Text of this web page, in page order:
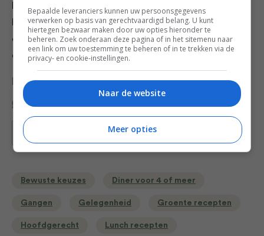
borden. Strooi de sugarsnaps en koriander erover en
besprenkel met wat chiliolie. Overgebleven olie is in
een goed afgesloten pot zeker een maand houdbaar in
de koelkast.
Deel dit recept
Bewaar recept
Bewuste keuzes Diner voor 4 of meer
Gangen Gelegenheid Groente recepten
Hoofdgerecht Lunch recepten
Bepaalde leveranciers kunnen uw persoonsgegevens
verwerken op basis van gerechtvaardigd belang. U kunt
hiertegen bezwaar maken door uw opties hieronder te
beheren. Zoek onderaan deze pagina of in het sitemenu naar
een link om uw toestemming te beheren of in te trekken via de
privacy- en cookie-instellingen.
Naar de website
Meer opties